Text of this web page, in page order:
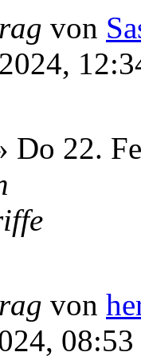
von
Do 22.
von
08:53